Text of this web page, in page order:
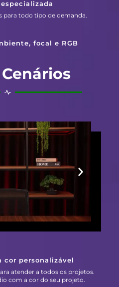
para todo tipo de demanda.
focal e RGB
cor personalizável
atender a todos os projetos.
com a cor do seu projeto.